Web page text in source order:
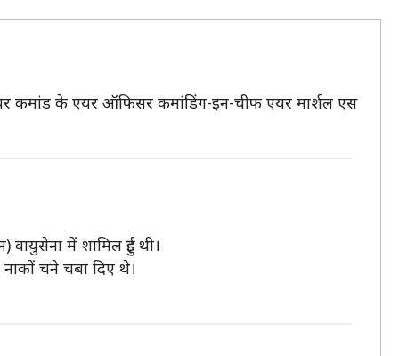
कमांड के एयर ऑफिसर कमांडिंग-इन-चीफ एयर मार्शल एस
में शामिल हुई थी।
चने चबा दिए थे।